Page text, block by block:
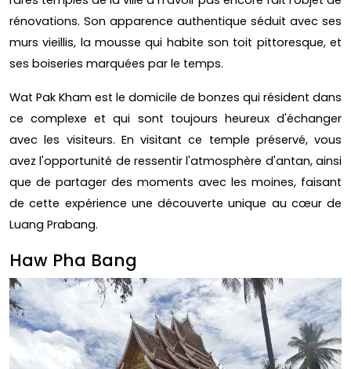
rénovations. Son apparence authentique séduit avec ses
murs vieillis, la mousse qui habite son toit pittoresque, et
ses boiseries marquées par le temps.
Wat Pak Kham est le domicile de bonzes qui résident dans
ce complexe et qui sont toujours heureux d'échanger
avec les visiteurs. En visitant ce temple préservé, vous
avez l'opportunité de ressentir l'atmosphère d'antan, ainsi
que de partager des moments avec les moines, faisant
de cette expérience une découverte unique au cœur de
Luang Prabang.
Haw Pha Bang